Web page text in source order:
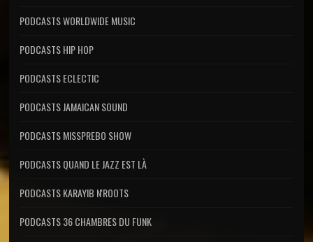
PODCASTS WORLDWIDE MUSIC
PODCASTS HIP HOP
PODCASTS ECLECTIC
PODCASTS JAMAICAN SOUND
PODCASTS MISSPREBO SHOW
PODCASTS QUAND LE JAZZ EST LÀ
PODCASTS KARAYIB N'ROOTS
PODCASTS 36 CHAMBRES DU FUNK